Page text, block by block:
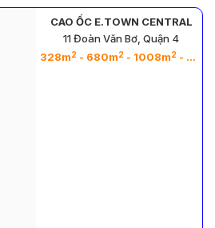
CAO ỐC E.TOWN CENTRAL
11 Đoàn Văn Bơ, Quận 4
328m2 - 680m2 - 1008m2 - 271m